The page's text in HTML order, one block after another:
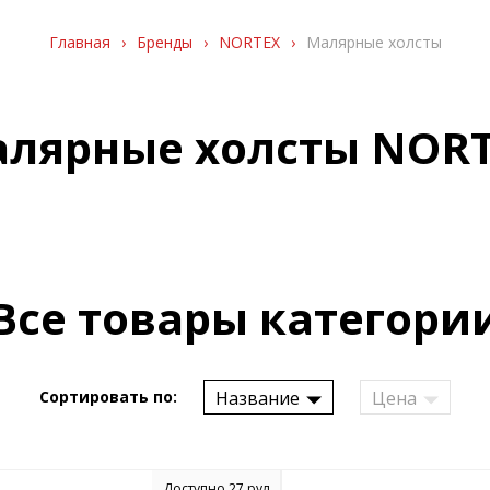
Главная › Бренды › NORTEX › Малярные холсты
холсты
товары
Сортировать по: Название Цена